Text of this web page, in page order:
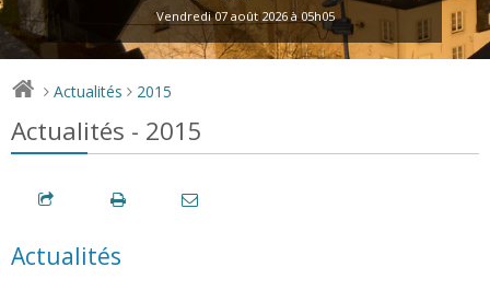
Vendredi 07 août 2026 à 05h05
> Actualités > 2015
Actualités - 2015
Actualités